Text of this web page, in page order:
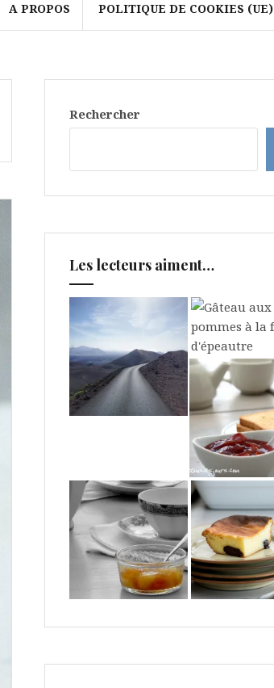
A PROPOS POLITIQUE DE COOKIES (UE)
Rechercher
Les lecteurs aiment…